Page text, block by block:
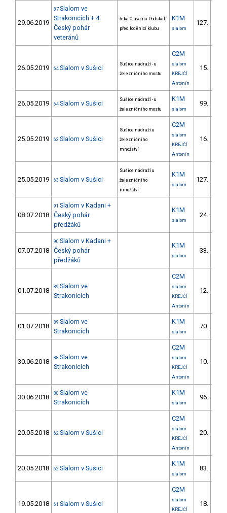
29.06.2019
87 Slalom ve
Strakonicích + 4.
Český pohár
veteránů
řeka Otava na Podskalí
před loděnicí klubu
K1M
slalom
127.
26.05.2019 64 Slalom v Sušici
Sušice nádraží - u
železničního mostu
C2M
slalom
KREJČÍ
Antonín
15.
26.05.2019 64 Slalom v Sušici
Sušice nádraží - u
železničního mostu
K1M
slalom
99.
25.05.2019 63 Slalom v Sušici
Sušice nádraží u
železničního
množství
C2M
slalom
KREJČÍ
Antonín
16.
25.05.2019 63 Slalom v Sušici
Sušice nádraží u
železničního
množství
K1M
slalom
127.
08.07.2018
91 Slalom v Kadani +
Český pohár
předžáků
K1M
slalom
24.
07.07.2018
90 Slalom v Kadani +
Český pohár
předžáků
K1M
slalom
33.
01.07.2018 89 Slalom ve
Strakonicích
C2M
slalom
KREJČÍ
Antonín
12.
01.07.2018 89 Slalom ve
Strakonicích
K1M
slalom
70.
30.06.2018 88 Slalom ve
Strakonicích
C2M
slalom
KREJČÍ
Antonín
10.
30.06.2018 88 Slalom ve
Strakonicích
K1M
slalom
96.
20.05.2018 62 Slalom v Sušici
C2M
slalom
KREJČÍ
Antonín
20.
20.05.2018 62 Slalom v Sušici
K1M
slalom
83.
19.05.2018 61 Slalom v Sušici
C2M
slalom
KREJČÍ
18.